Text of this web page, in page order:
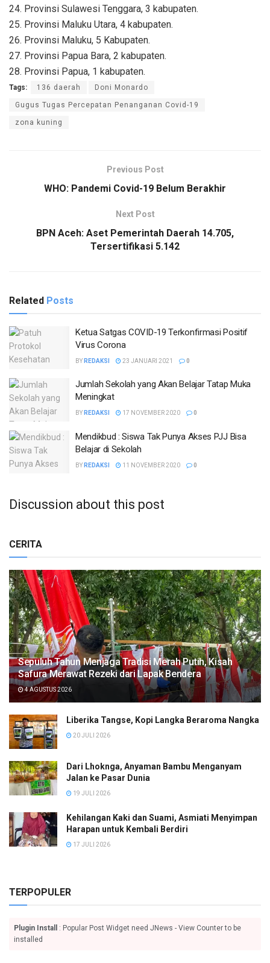
24. Provinsi Sulawesi Tenggara, 3 kabupaten.
25. Provinsi Maluku Utara, 4 kabupaten.
26. Provinsi Maluku, 5 Kabupaten.
27. Provinsi Papua Bara, 2 kabupaten.
28. Provinsi Papua, 1 kabupaten.
Tags: 136 daerah Doni Monardo
Gugus Tugas Percepatan Penanganan Covid-19
zona kuning
Previous Post
WHO: Pandemi Covid-19 Belum Berakhir
Next Post
BPN Aceh: Aset Pemerintah Daerah 14.705,
Tersertifikasi 5.142
Related Posts
Ketua Satgas COVID-19 Terkonfirmasi Positif
Virus Corona
BY REDAKSI 23 JANUARI 2021 0
Jumlah Sekolah yang Akan Belajar Tatap Muka
Meningkat
BY REDAKSI 17 NOVEMBER 2020 0
Mendikbud : Siswa Tak Punya Akses PJJ Bisa
Belajar di Sekolah
BY REDAKSI 11 NOVEMBER 2020 0
Discussion about this post
CERITA
Sepuluh Tahun Menjaga Tradisi Merah Putih, Kisah
Safura Merawat Rezeki dari Lapak Bendera
4 AGUSTUS 2026
Liberika Tangse, Kopi Langka Beraroma Nangka
20 JULI 2026
Dari Lhoknga, Anyaman Bambu Menganyam
Jalan ke Pasar Dunia
19 JULI 2026
Kehilangan Kaki dan Suami, Asmiati Menyimpan
Harapan untuk Kembali Berdiri
17 JULI 2026
TERPOPULER
Plugin Install
: Popular Post Widget need JNews - View Counter to be
installed